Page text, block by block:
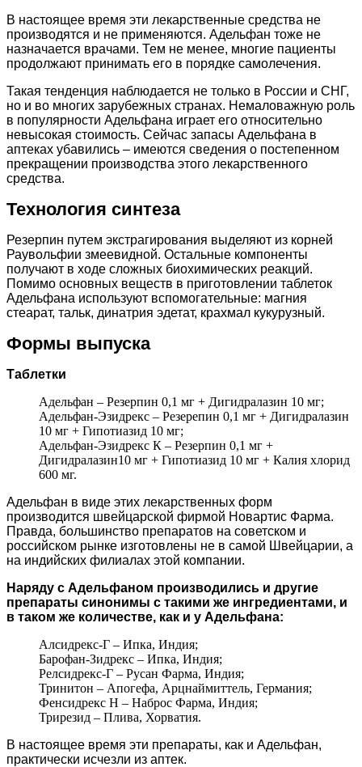
В настоящее время эти лекарственные средства не
производятся и не применяются. Адельфан тоже не
назначается врачами. Тем не менее, многие пациенты
продолжают принимать его в порядке самолечения.
Такая тенденция наблюдается не только в России и СНГ,
но и во многих зарубежных странах. Немаловажную роль
в популярности Адельфана играет его относительно
невысокая стоимость. Сейчас запасы Адельфана в
аптеках убавились – имеются сведения о постепенном
прекращении производства этого лекарственного
средства.
Технология синтеза
Резерпин путем экстрагирования выделяют из корней
Раувольфии змеевидной. Остальные компоненты
получают в ходе сложных биохимических реакций.
Помимо основных веществ в приготовлении таблеток
Адельфана используют вспомогательные: магния
стеарат, тальк, динатрия эдетат, крахмал кукурузный.
Формы выпуска
Таблетки
Адельфан – Резерпин 0,1 мг + Дигидралазин 10 мг;
Адельфан-Эзидрекс – Резерепин 0,1 мг + Дигидралазин
10 мг + Гипотиазид 10 мг;
Адельфан-Эзидрекс К – Резерпин 0,1 мг +
Дигидралазин10 мг + Гипотиазид 10 мг + Калия хлорид
600 мг.
Адельфан в виде этих лекарственных форм
производится швейцарской фирмой Новартис Фарма.
Правда, большинство препаратов на советском и
российском рынке изготовлены не в самой Швейцарии, а
на индийских филиалах этой компании.
Наряду с Адельфаном производились и другие
препараты синонимы с такими же ингредиентами, и
в таком же количестве, как и у Адельфана:
Алсидрекс-Г – Ипка, Индия;
Барофан-Зидрекс – Ипка, Индия;
Релсидрекс-Г – Русан Фарма, Индия;
Тринитон – Апогефа, Арцнаймиттель, Германия;
Фенсидрекс Н – Наброс Фарма, Индия;
Трирезид – Плива, Хорватия.
В настоящее время эти препараты, как и Адельфан,
практически исчезли из аптек.